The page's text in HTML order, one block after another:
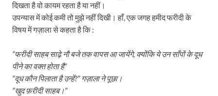
दिखता है वो कायम रहता है या नहीं।
उपन्यास में कोई कमी तो मुझे नहीं दिखी। हाँ, एक जगह हमीद फरीदी के
विषय में गज़ाला से कहता है कि :
“फरीदी साहब साढ़े नौ बजे तक वापस आ जायेंगे, क्योंकि ये उन साँपों के दूध
पीने का वक्त होता है”
“दूध कौन पिलाता है उन्हें?” गज़ाला ने पूछा।
“खुद फ़रीदी साहब।”